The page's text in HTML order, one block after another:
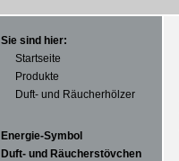
Sie sind hier:
Startseite
Produkte
Duft- und Räucherhölzer
Energie-Symbol
Duft- und Räucherstövchen